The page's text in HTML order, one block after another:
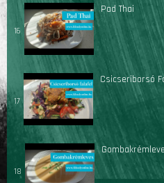
16
Pad Thai
17
Csicseriborsó
18